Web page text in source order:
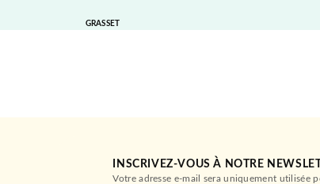
GRASSET
INSCRIVEZ-VOUS À NOTRE
Votre adresse e-mail sera uniquement utilisée